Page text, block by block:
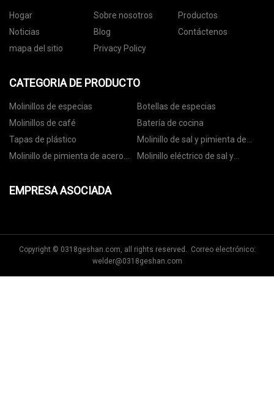
Hogar Sobre nosotros
Productos
Noticias
Blog
Contáctenos
mapa del sitio
Privacy Policy
CATEGORIA DE PRODUCTO
Molinillos de especias
Botellas de especias
Molinillos de café
Batería de cocina
Tapas de plástico
Molinillo de sal y pimienta de
cerámica
Molinillo de pimienta de acero
Molinillo eléctrico de sal y
EMPRESA ASOCIADA
Copyright © 0318geshan.com, all rights reserved. Correo electrónico:
welder@0318geshan.com